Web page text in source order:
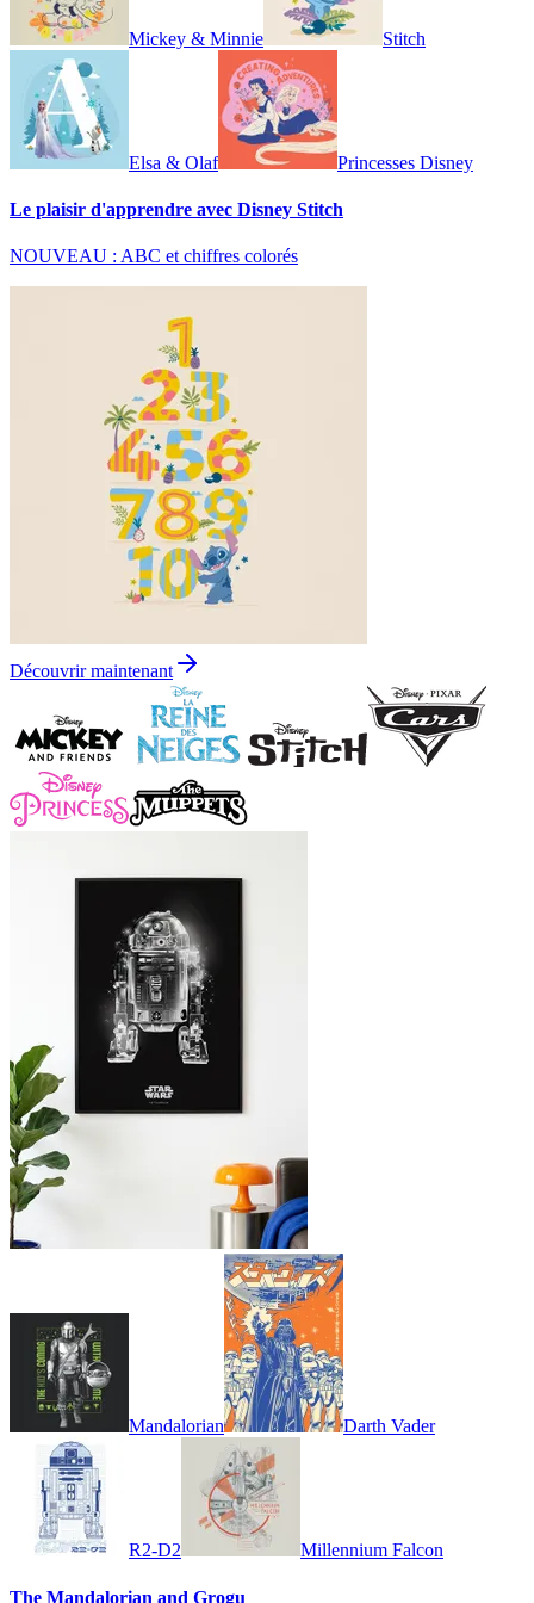
Mickey & Minnie Stitch
Elsa & Olaf Princesses Disney
Le plaisir d'apprendre avec Disney Stitch
NOUVEAU : ABC et chiffres colorés
Découvrir maintenant
Mandalorian Darth Vader
R2-D2 Millennium Falcon
The Mandalorian and Grogu